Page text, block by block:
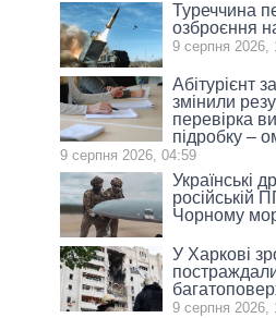
Туреччина
озброєння
9 серпня 2026,
Абітурієнт
змінили
перевірка
підробку –
9 серпня 2026, 04:59
Українські
російській
Чорному
У Харкові
9 серпня 2026,